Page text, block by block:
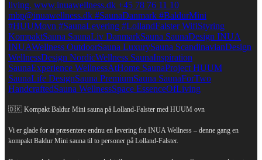
🇩🇰 Kompakt Baldur Mini sauna på Lolland-Falster med HUUM ovn
Vi er glade for at præsentere endnu en levering fra INUA Wellness – denne gang en
kompakt Baldur Mini sauna til to personer på Lolland-Falster.